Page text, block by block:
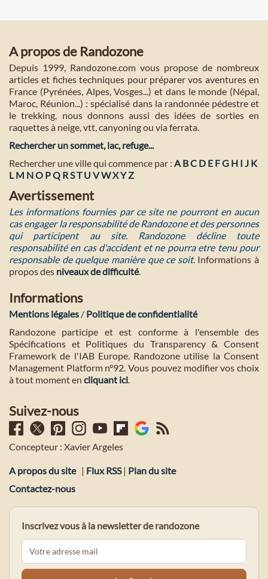
A propos de Randozone
Depuis 1999, Randozone.com vous propose de nombreux
articles et fiches techniques pour préparer vos aventures en
France (Pyrénées, Alpes, Vosges...) et dans le monde (Népal,
Maroc, Réunion...) : spécialisé dans la randonnée pédestre et
le trekking, nous donnons aussi des idées de sorties en
raquettes à neige, vtt, canyoning ou via ferrata.
Rechercher un sommet, lac, refuge...
Rechercher une ville qui commence par : A BC D E FG H I J K
L M NO PQ RST U VWXYZ
Avertissement
Les informations fournies par ce site ne pourront en aucun
cas engager la responsabilité de Randozone et des personnes
qui participent au site. Randozone décline toute
responsabilité en cas d'accident et ne pourra etre tenu pour
responsable de quelque manière que ce soit. Informations à
propos des niveaux de difficulté.
Informations
Mentions légales / Politique de confidentialité
Randozone participe et est conforme à l'ensemble des
Spécifications et Politiques du Transparency & Consent
Framework de l'IAB Europe. Randozone utilise la Consent
Management Platform n°92. Vous pouvez modifier vos choix
à tout moment en cliquant ici.
Suivez-nous
Concepteur : Xavier Argeles
A propos du site | Flux RSS| Plan du site
Contactez-nous
Inscrivez vous à la newsletter de randozone